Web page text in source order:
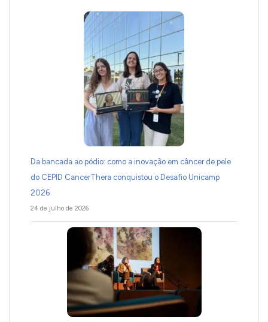
Da bancada ao pódio: como a inovação em câncer de pele
do CEPID CancerThera conquistou o Desafio Unicamp
2026
24 de julho de 2026